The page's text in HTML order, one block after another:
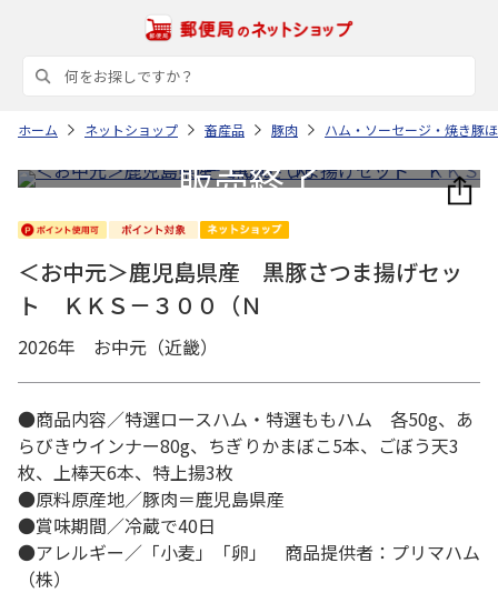
ホーム ネットショップ 畜産品 豚肉 ハム・ソーセージ・焼き豚
＜お中元＞鹿児島県産 黒豚さつま揚げセッ
ト ＫＫＳ－３００（Ｎ
2026年 お中元（近畿）
●商品内容／特選ロースハム・特選ももハム 各50g、あ
らびきウインナー80g、ちぎりかまぼこ5本、ごぼう天3
枚、上棒天6本、特上揚3枚
●原料原産地／豚肉＝鹿児島県産
●賞味期間／冷蔵で40日
●アレルギー／「小麦」「卵」 商品提供者：プリマハム
（株）